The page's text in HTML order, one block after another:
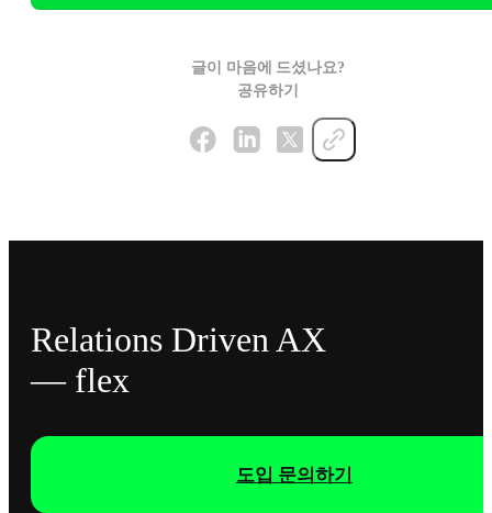
글이 마음에 드셨나요?
공유하기
Relations Driven AX
— flex
도입 문의하기